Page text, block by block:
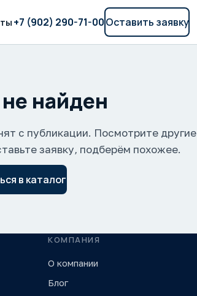
+7 (902) 290-71-00Оставить заявку
найден
с публикации. Посмотрите другие
заявку, подберём похожее.
в каталог
КОМПАНИЯ
О компании
Блог